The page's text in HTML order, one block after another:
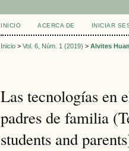
INICIO ACERCA DE INICIAR
Inicio > Vol. 6, Núm. 1 (2019) > Alvites
Las tecnologías en
padres de familia
students and